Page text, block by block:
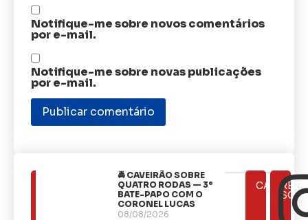
Notifique-me sobre novos comentários
por e-mail.
Notifique-me sobre novas publicações
por e-mail.
🚔 CAVEIRÃO SOBRE
QUATRO RODAS — 3º
BATE-PAPO COM O
CORONEL LUCAS
08/08/2026